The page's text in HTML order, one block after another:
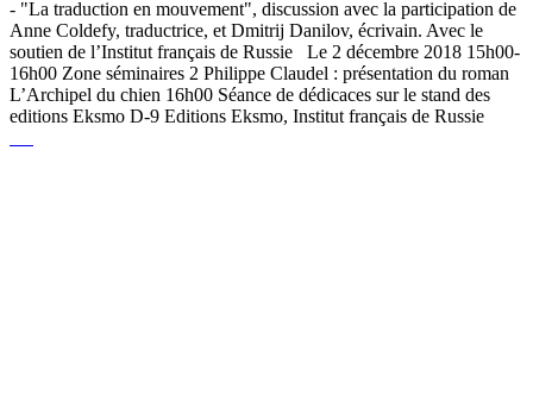
- "La traduction en mouvement", discussion avec la participation de
Anne Coldefy, traductrice, et Dmitrij Danilov, écrivain. Avec le
soutien de l’Institut français de Russie Le 2 décembre 2018 15h00-
16h00 Zone séminaires 2 Philippe Claudel : présentation du roman
L’Archipel du chien 16h00 Séance de dédicaces sur le stand des
editions Eksmo D-9 Editions Eksmo, Institut français de Russie